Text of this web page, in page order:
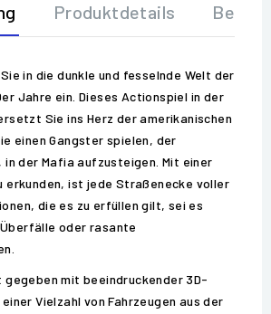
Produktdetails
in die dunkle und fesselnde Welt der
Jahre ein. Dieses Actionspiel in der
Sie ins Herz der amerikanischen
einen Gangster spielen, der
der Mafia aufzusteigen. Mit einer
erkunden, ist jede Straßenecke voller
die es zu erfüllen gilt, sei es
oder rasante
gegeben mit beeindruckender 3D-
Vielzahl von Fahrzeugen aus der